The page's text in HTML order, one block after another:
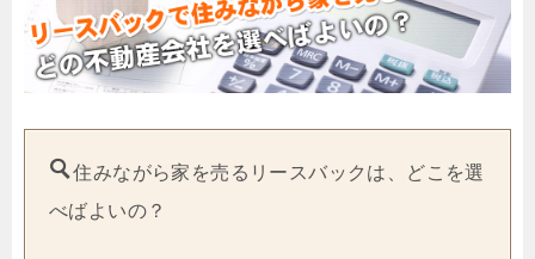
住みながら家を売るリースバックは、どこを選
べばよいの？